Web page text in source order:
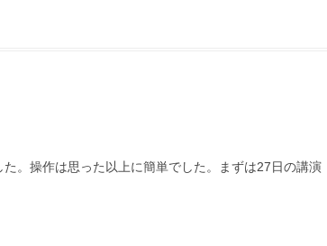
。操作は思った以上に簡単でした。まずは27日の講演